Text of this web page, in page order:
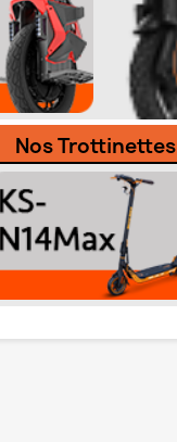
Nos Trottinettes